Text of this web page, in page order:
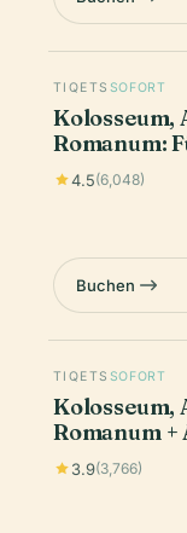
TIQETS SOFORT
Kolosseum,
Romanum:
4.5(6,048)
Buchen
TIQETS SOFORT
Kolosseum,
Romanum +
3.9(3,766)